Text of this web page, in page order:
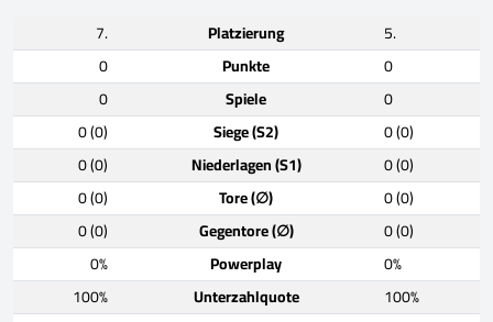
7. Platzierung
5.
0
Punkte
0
0
Spiele
0
0 (0)
Siege (S2)
0 (0)
0 (0)
Niederlagen (S1)
0 (0)
0 (0)
Tore (∅)
0 (0)
0 (0)
Gegentore (∅)
0 (0)
0%
Powerplay
0%
100%
Unterzahlquote
100%